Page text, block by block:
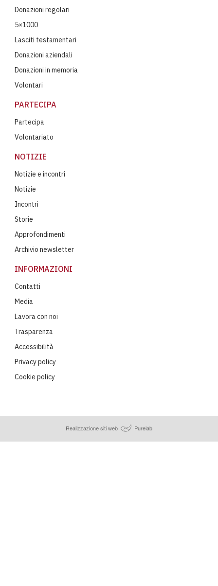
Donazioni regolari
5×1000
Lasciti testamentari
Donazioni aziendali
Donazioni in memoria
Volontari
PARTECIPA
Partecipa
Volontariato
NOTIZIE
Notizie e incontri
Notizie
Incontri
Storie
Approfondimenti
Archivio newsletter
INFORMAZIONI
Contatti
Media
Lavora con noi
Trasparenza
Accessibilità
Privacy policy
Cookie policy
Realizzazione siti web Purelab